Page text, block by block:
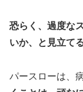
恐らく、過度な
いか、と見立てる
パースローは、